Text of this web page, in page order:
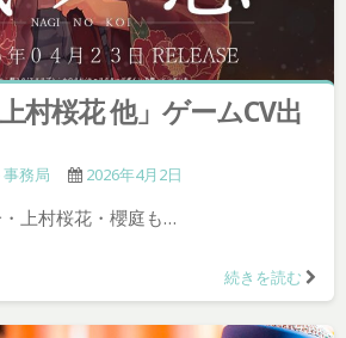
村桜花 他」ゲームCV出
務局 2026年4月2日
上村桜花・櫻庭も…
続きを読む